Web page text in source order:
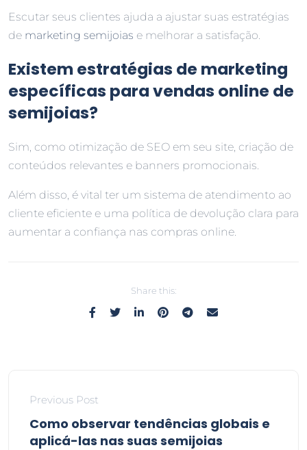
Escutar seus clientes ajuda a ajustar suas estratégias
de marketing semijoias e melhorar a satisfação.
Existem estratégias de marketing
específicas para vendas online de
semijoias?
Sim, como otimização de SEO em seu site, criação de
conteúdos relevantes e banners promocionais.
Além disso, é vital ter um sistema de atendimento ao
cliente eficiente e uma política de devolução clara para
aumentar a confiança nas compras online.
Share this:
Previous Post
Como observar tendências globais e
aplicá-las nas suas semijoias